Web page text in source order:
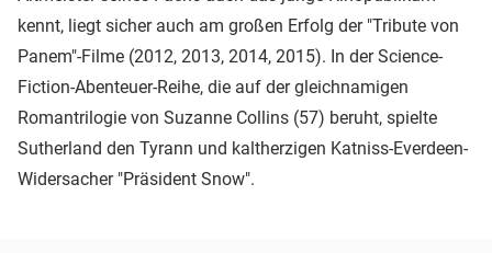
kennt, liegt sicher auch am großen Erfolg der "Tribute von
Panem"-Filme (2012, 2013, 2014, 2015). In der Science-
Fiction-Abenteuer-Reihe, die auf der gleichnamigen
Romantrilogie von Suzanne Collins (57) beruht, spielte
Sutherland den Tyrann und kaltherzigen Katniss-Everdeen-
Widersacher "Präsident Snow".